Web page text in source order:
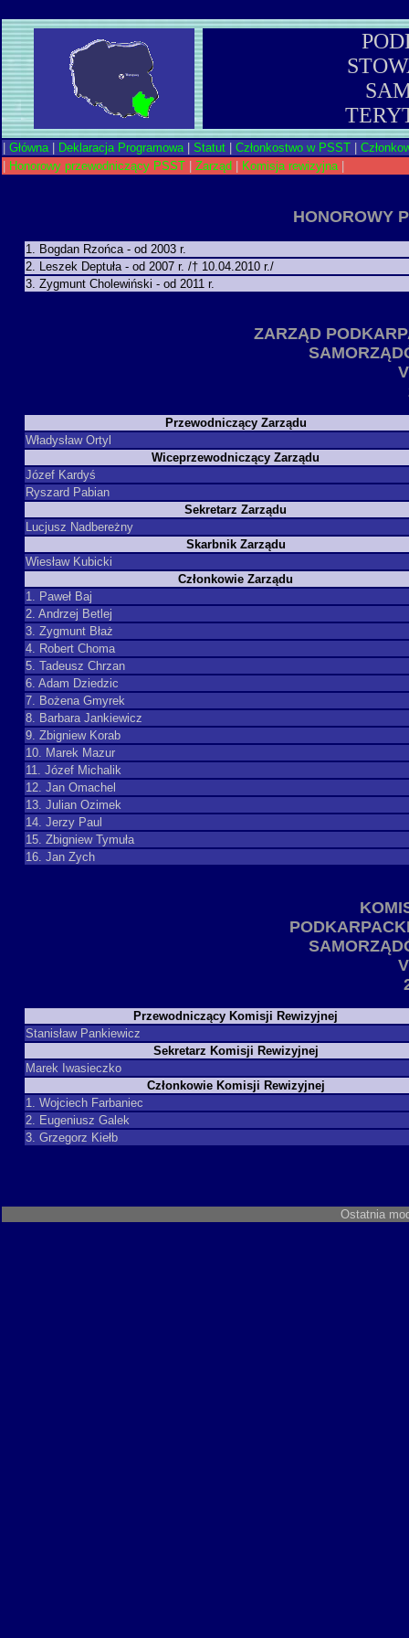
Główna| Deklaracja Programowa| Statut Członkostwo w PSST
Honorowy przewodniczący PSST Zarząd Komisja rewizyjna|
HONOROWY
1. Bogdan Rzońca - od 2003 r.
2. Leszek Deptuła - od 2007 r. /† 10.04.2010 r./
3. Zygmunt Cholewiński - od 2011 r.
ZARZĄD
Przewodniczący Zarządu
Władysław Ortyl
Wiceprzewodniczący Zarządu
Józef Kardyś
Ryszard Pabian
Sekretarz Zarządu
Lucjusz Nadbereżny
Skarbnik Zarządu
Wiesław Kubicki
Członkowie Zarządu
1. Paweł Baj
2. Andrzej Betlej
3. Zygmunt Błaż
4. Robert Choma
5. Tadeusz Chrzan
6. Adam Dziedzic
7. Bożena Gmyrek
8. Barbara Jankiewicz
9. Zbigniew Korab
10. Marek Mazur
11. Józef Michalik
12. Jan Omachel
13. Julian Ozimek
14. Jerzy Paul
15. Zbigniew Tymuła
16. Jan Zych
Przewodniczący Komisji Rewizyjnej
Stanisław Pankiewicz
Sekretarz Komisji Rewizyjnej
Marek Iwasieczko
Członkowie Komisji Rewizyjnej
1. Wojciech Farbaniec
2. Eugeniusz Galek
3. Grzegorz Kiełb
Ostatnia